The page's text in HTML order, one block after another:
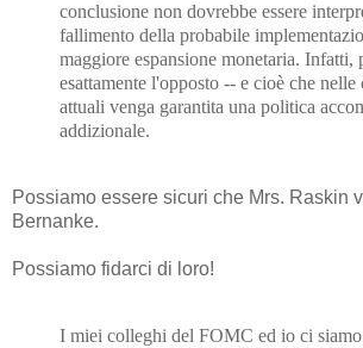
conclusione non dovrebbe essere
fallimento della probabile
maggiore espansione monetaria. Infatti,
esattamente l'opposto -- e cioè che nelle
attuali venga garantita una politica
addizionale.
Possiamo essere sicuri che Mrs. Raskin
Bernanke.
Possiamo fidarci di loro!
I miei colleghi del FOMC ed io ci